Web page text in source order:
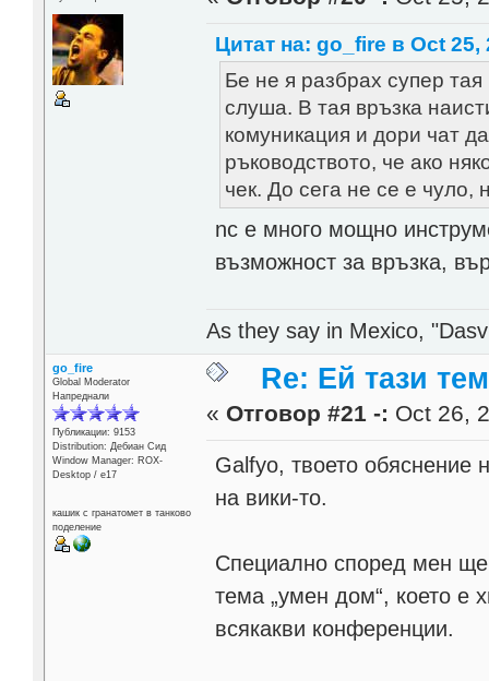
Цитат на: go_fire в Oct 25,
Бе не я разбрах супер
слуша. В тая връзка
комуникация и дори чат
ръководството, че ако
чек. До сега не се е чуло,
nc е много мощно
възможност за връзка,
As they say in Mexico,
go_fire
Global Moderator
Напреднали
Публикации: 9153
Distribution: Дебиан Сид
Window Manager: ROX-
Desktop / е17
кашик с гранатомет в танково
поделение
Re: Ей тази
« Отговор #21 -: Oct 26,
Galfyo, твоето обяснение
на вики-то.
Специално според мен ще
тема „умен дом“, което е
всякакви конференции.